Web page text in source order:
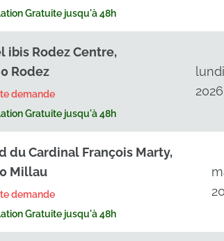
Gratuite jusqu'à 48h
ibis Rodez Centre,
Rodez
demande
Gratuite jusqu'à 48h
2026
du Cardinal François Marty,
Millau
demande
Gratuite jusqu'à 48h